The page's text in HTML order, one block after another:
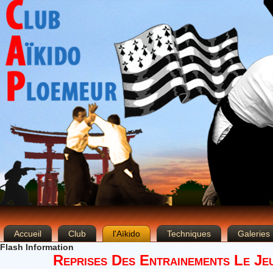
Accueil Club l'Aïkido Techniques
Galeries
Flash Information
Reprises Des Entrainements Le